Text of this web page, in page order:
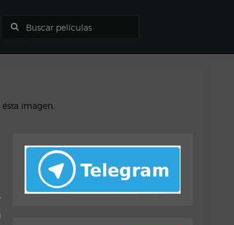
ésta imagen.